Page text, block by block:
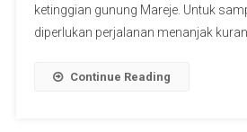
ketinggian gunung Mareje. Untuk
diperlukan perjalanan menanjak
Continue Reading